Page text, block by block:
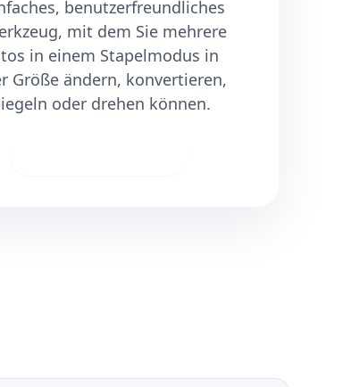
benutzerfreundliches
mit dem Sie mehrere
in einem Stapelmodus in
Größe ändern, konvertieren,
oder drehen können.